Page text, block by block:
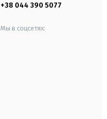
+38 044 390 5077
Мы в соцсетях: